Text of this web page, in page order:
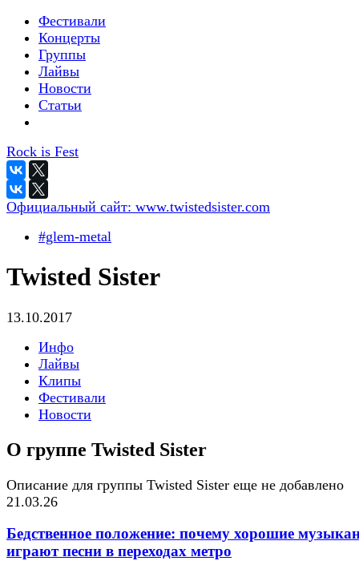
Фестивали
Концерты
Группы
Лайвы
Новости
Статьи
Rock is Fest
Официальный сайт: www.twistedsister.com
#glem-metal
Twisted Sister
13.10.2017
Инфо
Лайвы
Клипы
Фестивали
Новости
О группе Twisted Sister
Описание для группы Twisted Sister еще не добавлено
21.03.26
Бедственное положение: почему хорошие
играют песни в переходах метро